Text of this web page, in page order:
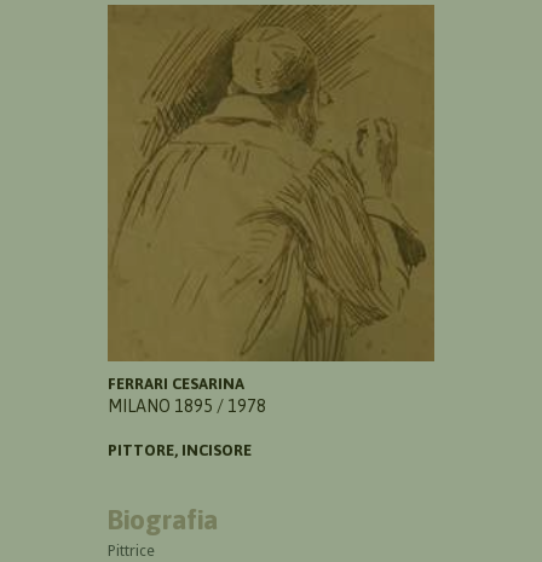
FERRARI CESARINA
MILANO 1895 / 1978
PITTORE, INCISORE
Biografia
Pittrice